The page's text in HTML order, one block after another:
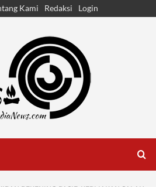
Kami Redaksi Login